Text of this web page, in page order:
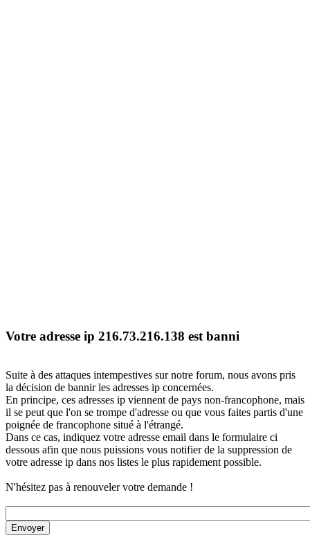
Votre adresse ip 216.73.216.138 est banni
Suite à des attaques intempestives sur notre forum, nous avons pris
la décision de bannir les adresses ip concernées.
En principe, ces adresses ip viennent de pays non-francophone, mais
il se peut que l'on se trompe d'adresse ou que vous faites partis d'une
poignée de francophone situé à l'étrangé.
Dans ce cas, indiquez votre adresse email dans le formulaire ci
dessous afin que nous puissions vous notifier de la suppression de
votre adresse ip dans nos listes le plus rapidement possible.
N'hésitez pas à renouveler votre demande !